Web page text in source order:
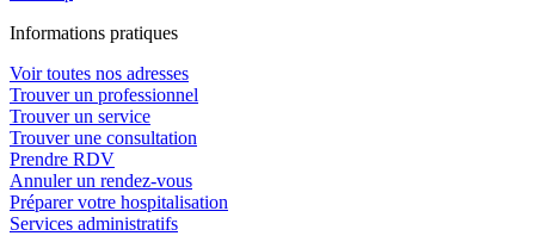
Informations pratiques
Voir toutes nos adresses
Trouver un professionnel
Trouver un service
Trouver une consultation
Prendre RDV
Annuler un rendez-vous
Préparer votre hospitalisation
Services administratifs